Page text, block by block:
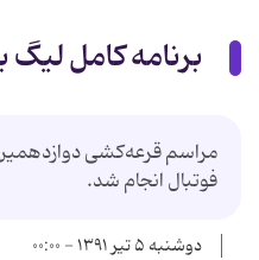
برنامه کامل لیگ
مراسم قرعه‌كشی
فوتبال انجام شد.
دوشنبه ۵ تیر ۱۳۹۱ - ۰۰:۰۰